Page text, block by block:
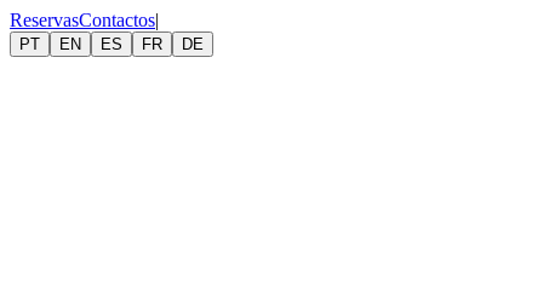
ReservasContactos|
PT EN ES FR DE